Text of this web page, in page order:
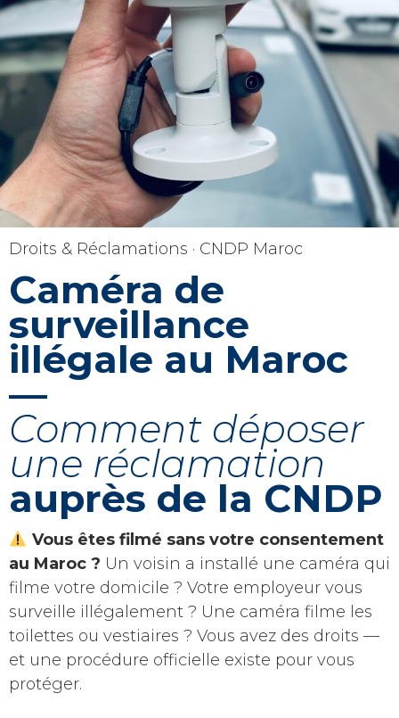
Droits & Réclamations · CNDP Maroc
Caméra de
surveillance
illégale au Maroc
—
Comment déposer
une réclamation
auprès de la CNDP
Vous êtes filmé sans votre consentement
au Maroc ? Un voisin a installé une caméra qui
filme votre domicile ? Votre employeur vous
surveille illégalement ? Une caméra filme les
toilettes ou vestiaires ? Vous avez des droits —
et une procédure officielle existe pour vous
protéger.